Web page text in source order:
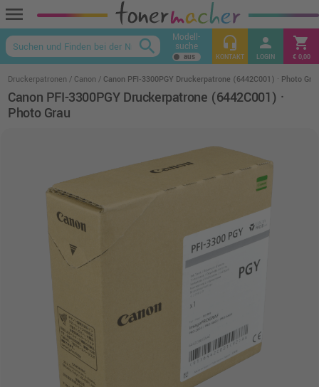
menu
keyboard_arrow_up
search Modell-
suche headset_mic
KONTAKT
person
LOGIN
shopping_cart
€ 0,00
Druckerpatronen Canon Canon PFI-3300PGY Druckerpatrone (6442C001) · Photo
Canon PFI-3300PGY Druckerpatrone (6442C001) ·
Photo Grau